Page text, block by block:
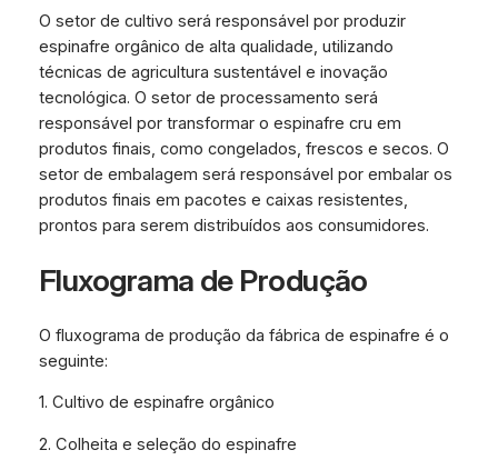
O setor de cultivo será responsável por produzir
espinafre orgânico de alta qualidade, utilizando
técnicas de agricultura sustentável e inovação
tecnológica. O setor de processamento será
responsável por transformar o espinafre cru em
produtos finais, como congelados, frescos e secos. O
setor de embalagem será responsável por embalar os
produtos finais em pacotes e caixas resistentes,
prontos para serem distribuídos aos consumidores.
Fluxograma de Produção
O fluxograma de produção da fábrica de espinafre é o
seguinte:
1. Cultivo de espinafre orgânico
2. Colheita e seleção do espinafre